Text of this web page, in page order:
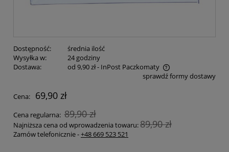
Dostępność:
średnia ilość
Wysyłka w:
24 godziny
Dostawa:
od 9,90 zł- InPost Paczkomaty
sprawdź formy dostawy
Cena: 69,90 zł
Cena regularna: 89,90 zł
Najniższa cena od wprowadzenia towaru:89,90 zł
Zamów telefonicznie -+48 669 523 521